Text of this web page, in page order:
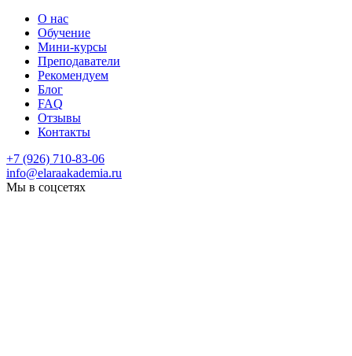
О нас
Обучение
Мини-курсы
Преподаватели
Рекомендуем
Блог
FAQ
Отзывы
Контакты
+7 (926) 710-83-06
info@elaraakademia.ru
Мы в соцсетях